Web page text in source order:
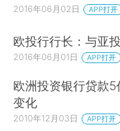
2016年06月02日 APP打开
欧投行行长：与亚
2016年06月01日 APP打开
欧洲投资银行贷款
变化
2010年12月03日 APP打开